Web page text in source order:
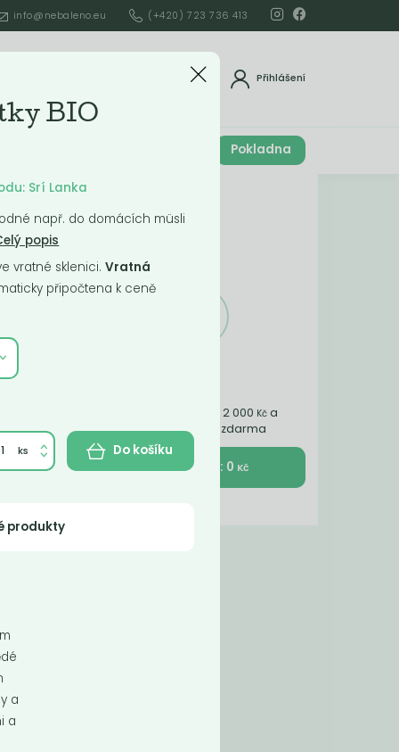
info@nebaleno.eu (+420) 723 736 413
Přihlášení
Pokladna
Nakupte ještě za 2 000 Kč a
získáte dopravu zdarma
K pokladně : 0 Kč
BIO
Srí Lanka
např. do domácích müsli
popis
vratné sklenici. Vratná
připočtena k ceně
Do košíku
produkty
a
a